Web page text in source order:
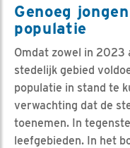
Genoeg
populatie
Omdat zowel in 2023
stedelijk gebied
populatie in stand te
verwachting dat de
toenemen. In
leefgebieden. In het